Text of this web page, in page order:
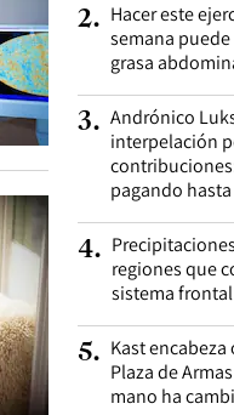
2. Hacer este
semana
grasa
3. Andrónico
interpelación
pagando
4.
regiones que
sistema
5. Kast
Plaza de
mano ha